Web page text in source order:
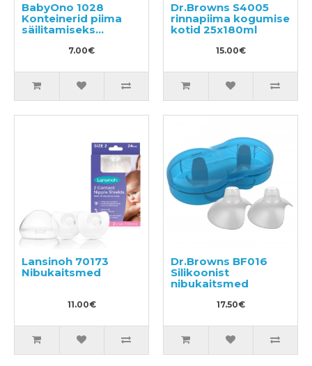
BabyOno 1028
Konteinerid piima
säilitamiseks
7.00€
Dr.Browns S4005
rinnapiima kogumise
kotid 25x180ml
15.00€
Lansinoh 70173
Nibukaitsmed
11.00€
Dr.Browns BF016
Silikoonist
nibukaitsmed
17.50€